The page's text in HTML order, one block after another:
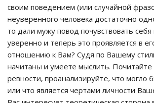
своим поведением (или случайной
неуверенного человека достаточно
то дали мужу повод почувствовать себя
уверенно и теперь это проявляется в
отношению к Вам? Судя по Вашему
начитаны и умеете мыслить. Почитайте
ревности, проанализируйте, что могло
или что является чертами личности